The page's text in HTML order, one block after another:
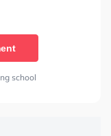
school